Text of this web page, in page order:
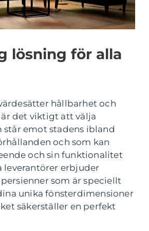
lösning för alla
hållbarhet och
det viktigt att välja
står emot stadens ibland
och som kan
och sin funktionalitet
leverantörer erbjuder
som är speciellt
unika fönsterdimensioner
säkerställer en perfekt